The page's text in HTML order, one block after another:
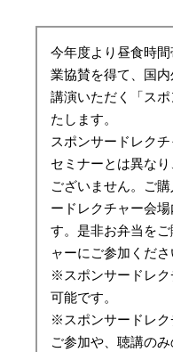
今年度より昼食時
業協賛を得て、国
講演いただく「ス
たします。
スポンサードレク
セミナーとは異な
ございません。ご
ードレクチャー会
す。是非お弁当を
ャーにご参加くださ
※スポンサードレク
可能です。
※スポンサードレク
ご参加や、聴講のみ